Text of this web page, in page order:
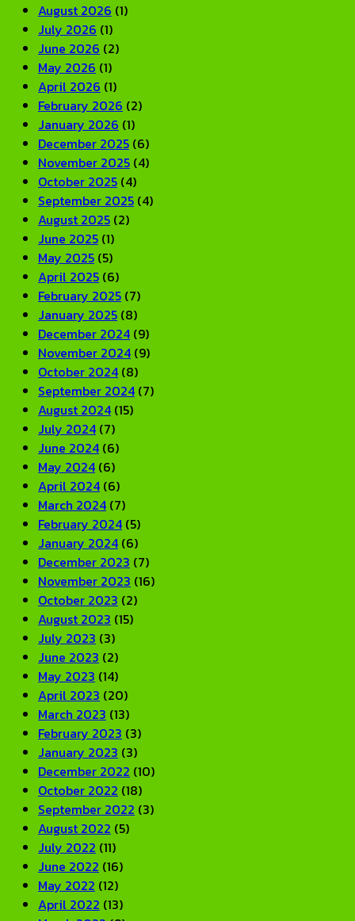
August 2026 (1)
July 2026 (1)
June 2026 (2)
May 2026 (1)
April 2026 (1)
February 2026 (2)
January 2026 (1)
December 2025 (6)
November 2025 (4)
October 2025 (4)
September 2025 (4)
August 2025 (2)
June 2025 (1)
May 2025 (5)
April 2025 (6)
February 2025 (7)
January 2025 (8)
December 2024 (9)
November 2024 (9)
October 2024 (8)
September 2024 (7)
August 2024 (15)
July 2024 (7)
June 2024 (6)
May 2024 (6)
April 2024 (6)
March 2024 (7)
February 2024 (5)
January 2024 (6)
December 2023 (7)
November 2023 (16)
October 2023 (2)
August 2023 (15)
July 2023 (3)
June 2023 (2)
May 2023 (14)
April 2023 (20)
March 2023 (13)
February 2023 (3)
January 2023 (3)
December 2022 (10)
October 2022 (18)
September 2022 (3)
August 2022 (5)
July 2022 (11)
June 2022 (16)
May 2022 (12)
April 2022 (13)